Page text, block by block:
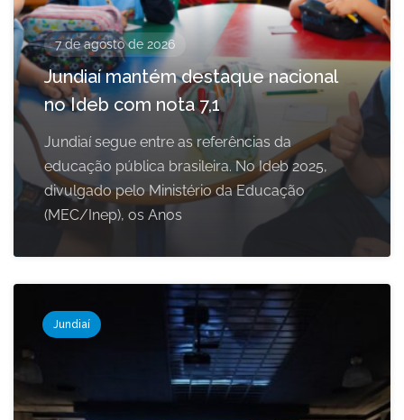
7 de agosto de 2026
Jundiaí mantém destaque nacional
no Ideb com nota 7,1
Jundiaí segue entre as referências da
educação pública brasileira. No Ideb 2025,
divulgado pelo Ministério da Educação
(MEC/Inep), os Anos
Jundiaí